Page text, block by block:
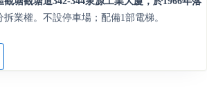
業權。不設停車場；配備1部電梯。